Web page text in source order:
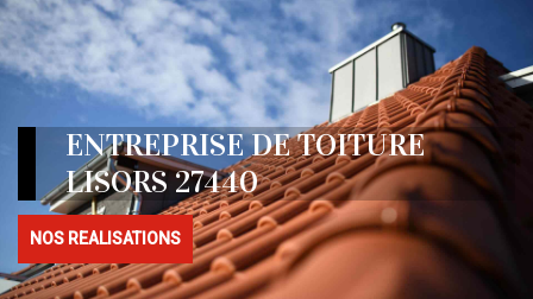
ENTREPRISE DE TOITURE
LISORS 27440
NOS REALISATIONS